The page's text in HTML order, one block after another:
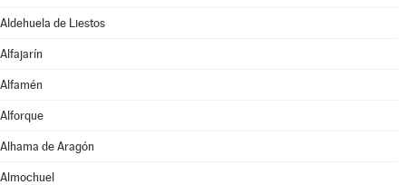
Aldehuela de Liestos
Alfajarín
Alfamén
Alforque
Alhama de Aragón
Almochuel